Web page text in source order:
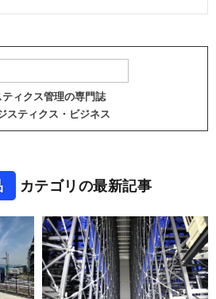
ティクス管理の専門誌
スティクス・ビジネス
カテゴリの最新記事